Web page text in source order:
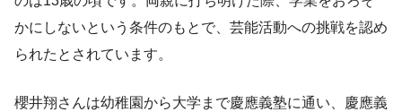
かにしないという条件のもとで、芸能活動への挑戦を認め
られたとされています。
櫻井翔さんは幼稚園から大学まで慶應義塾に通い、慶應義